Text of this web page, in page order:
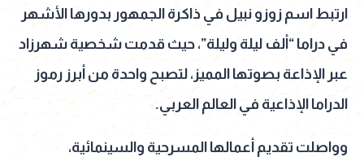
ارتبط اسم زوزو نبيل في ذاكرة الجمهور بدورها الأشهر
في دراما “ألف ليلة وليلة”، حيث قدمت شخصية شهرزاد
عبر الإذاعة بصوتها المميز، لتصبح واحدة من أبرز رموز
الدراما الإذاعية في العالم العربي.
وواصلت تقديم أعمالها المسرحية والسينمائية،